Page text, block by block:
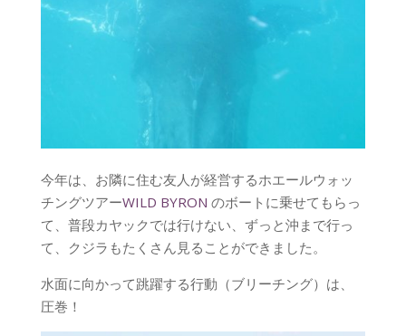
今年は、お隣に住む友人が経営するホエールウォッ
チングツアーWILD BYRON のボートに乗せてもらっ
て、普段カヤックでは行けない、ずっと沖まで行っ
て、クジラもたくさん見ることができました。
水面に向かって跳躍する行動（ブリーチング）は、
圧巻！